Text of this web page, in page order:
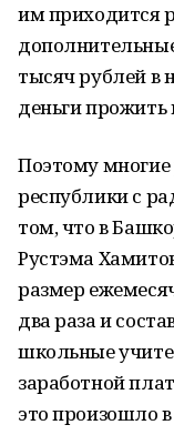
им приходится
тысяч рублей в
деньги
Поэтому многие
республики с
том, что в
Рустэма
размер
два раза и
школьные
заработной
это произошло